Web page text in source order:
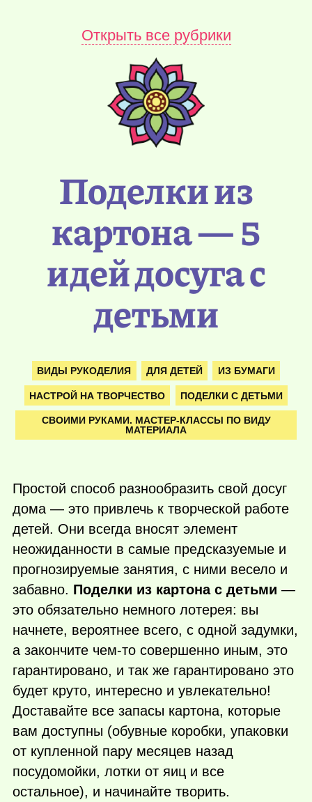
Открыть все рубрики
Поделки из
картона — 5
идей досуга с
детьми
ВИДЫ РУКОДЕЛИЯ ДЛЯ ДЕТЕЙ ИЗ БУМАГИ
НАСТРОЙ НА ТВОРЧЕСТВО ПОДЕЛКИ С ДЕТЬМИ
СВОИМИ РУКАМИ. МАСТЕР-КЛАССЫ ПО ВИДУ
МАТЕРИАЛА
Простой способ разнообразить свой досуг
дома — это привлечь к творческой работе
детей. Они всегда вносят элемент
неожиданности в самые предсказуемые и
прогнозируемые занятия, с ними весело и
забавно. Поделки из картона с детьми —
это обязательно немного лотерея: вы
начнете, вероятнее всего, с одной задумки,
а закончите чем-то совершенно иным, это
гарантировано, и так же гарантировано это
будет круто, интересно и увлекательно!
Доставайте все запасы картона, которые
вам доступны (обувные коробки, упаковки
от купленной пару месяцев назад
поcудомойки, лотки от яиц и все
остальное), и начинайте творить.